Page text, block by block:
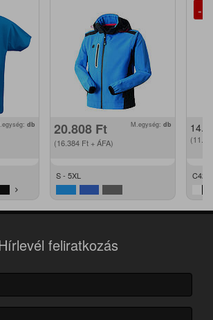
db 20.808 Ft
(16.384 Ft + ÁFA)
M.egység: db
S - 5XL
-
C42 -
feliratkozás